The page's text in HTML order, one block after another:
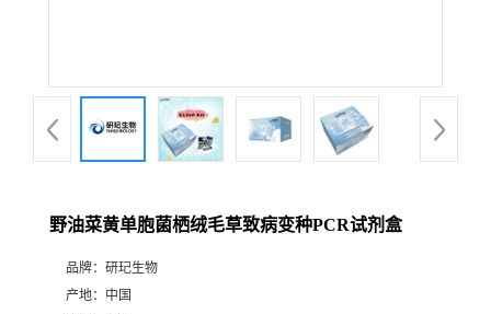
野油菜黄单胞菌栖绒毛草致病变种PCR试剂盒
品牌： 研玘生物
产地： 中国